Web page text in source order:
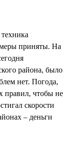
меры приняты. На
района, было
нет. Погода,
правил, чтобы не
скорости
– деньги